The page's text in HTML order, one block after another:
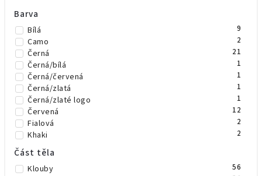
Barva
Bílá 9
Camo 2
Černá 21
Černá/bílá 1
Černá/červená 1
Černá/zlatá 1
Černá/zlaté logo 1
Červená 12
Fialová 2
Khaki 2
Modrá
Neonově zelená
Neonově žlutá 4
Část těla
Klouby 56